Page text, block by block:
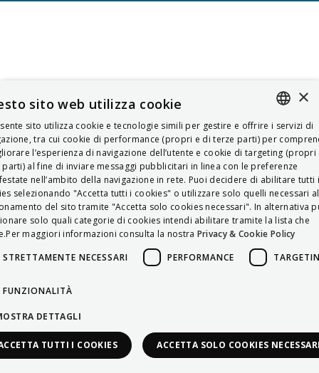
ITALIAN
ENGLISH
FRENCH
HUNGARIAN
DEUTSCH
POLSKI
×
sito web utilizza cookie
sito utilizza cookie e tecnologie simili per gestire e offrire i servizi di
tra cui cookie di performance (propri e di terze parti) per
l’esperienza di navigazione dell’utente e cookie di targeting (propri
parti) al fine di inviare messaggi pubblicitari in linea con le preferenze
nell’ambito della navigazione in rete. Puoi decidere di abilitare tutti i
selezionando "Accetta tutti i cookies" o utilizzare solo quelli necessari al
del sito tramite "Accetta solo cookies necessari". In alternativa
solo quali categorie di cookies intendi abilitare tramite la lista che
maggiori informazioni consulta la nostra Privacy & Cookie Policy
STRETTAMENTE NECESSARI
PERFORMANCE
FUNZIONALITÀ
DETTAGLI
TUTTI I COOKIES ACCETTA SOLO COOKIES